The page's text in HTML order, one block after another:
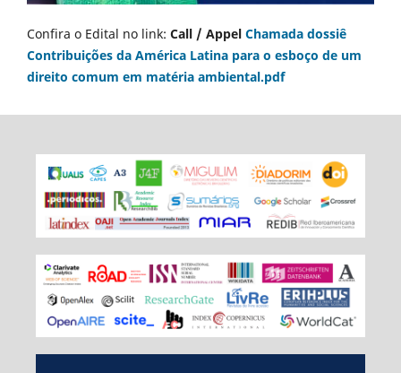
Confira o Edital no link: Call / Appel Chamada dossiê
Contribuições da América Latina para o esboço de um
direito comum em matéria ambiental.pdf